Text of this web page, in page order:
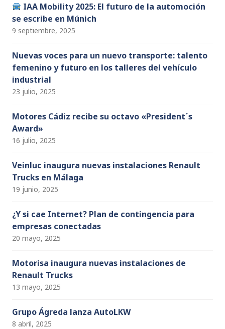
IAA Mobility 2025: El futuro de la automoción
se escribe en Múnich
9 septiembre, 2025
Nuevas voces para un nuevo transporte: talento
femenino y futuro en los talleres del vehículo
industrial
23 julio, 2025
Motores Cádiz recibe su octavo «President´s
Award»
16 julio, 2025
Veinluc inaugura nuevas instalaciones Renault
Trucks en Málaga
19 junio, 2025
¿Y si cae Internet? Plan de contingencia para
empresas conectadas
20 mayo, 2025
Motorisa inaugura nuevas instalaciones de
Renault Trucks
13 mayo, 2025
Grupo Ágreda lanza AutoLKW
8 abril, 2025